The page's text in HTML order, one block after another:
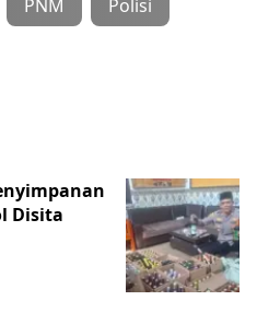
PNM Polisi
Disita